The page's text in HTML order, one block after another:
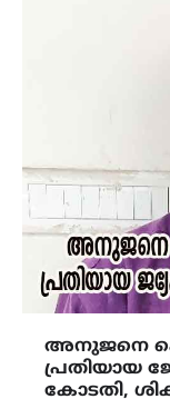
അനുജനെ
പ്രതിയായ
കോടതി,